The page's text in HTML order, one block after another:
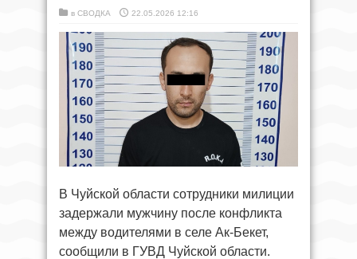
в СВОДКА 22.05.2026 12:16
В Чуйской области сотрудники милиции
задержали мужчину после конфликта
между водителями в селе Ак-Бекет,
сообщили в ГУВД Чуйской области.